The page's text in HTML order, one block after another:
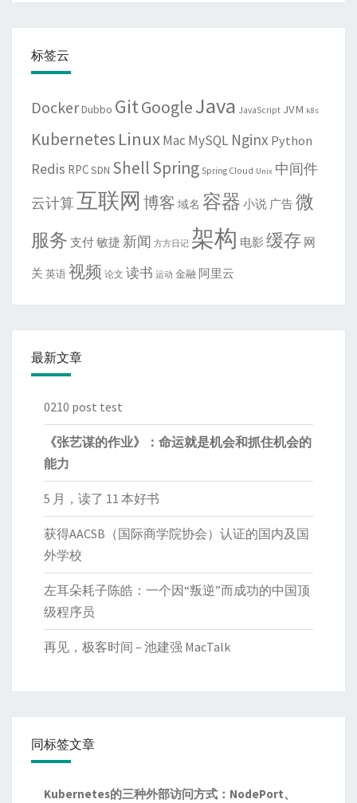
标签云
DockerDubbo GitGoogleJava JavaScript JVM k8s
Kubernetes LinuxMac MySQL Nginx Python
Redis RPCSDN ShellSpring Spring Cloud Unix 中间件
云计算互联网 博客 域名 容器 小说 广告微
服务 支付敏捷 新闻 方方日记 架构 电影 缓存 网
关 英语视频 论文 读书 运动 金融 阿里云
最新文章
0210 post test
《张艺谋的作业》：命运就是机会和抓住机会的
能力
5 月，读了 11 本好书
获得AACSB（国际商学院协会）认证的国内及国
外学校
左耳朵耗子陈皓：一个因“叛逆”而成功的中国顶
级程序员
再见，极客时间 – 池建强 MacTalk
同标签文章
Kubernetes的三种外部访问方式：NodePort、